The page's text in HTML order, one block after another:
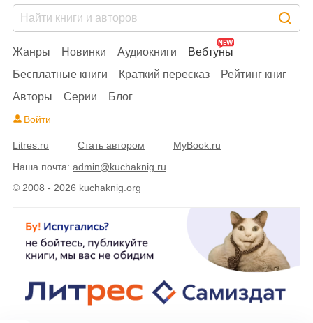
© 2008 - 2026 kuchaknig.org
Жанры Новинки Аудиокниги
Вебтуны
Бесплатные книги
Краткий пересказ
Рейтинг книг
Авторы
Серии Блог
Войти
Litres.ru Стать автором
MyBook.ru
Наша почта: admin@kuchaknig.ru